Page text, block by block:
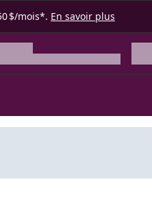
$/mois*. En savoir plus